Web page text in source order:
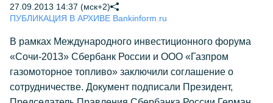
27.09.2013 14:37 (мск+2)
ПУБЛИКАЦИЯ В АРХИВЕ Bankinform.ru
В рамках Международного инвестиционного форума
«Сочи-2013» Сбербанк России и ООО «Газпром
газомоторное топливо» заключили соглашение о
сотрудничестве. Документ подписали Президент,